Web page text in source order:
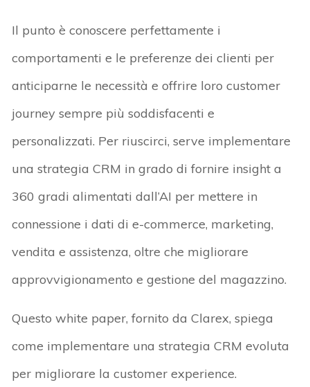
Il punto è conoscere perfettamente i
comportamenti e le preferenze dei clienti per
anticiparne le necessità e offrire loro customer
journey sempre più soddisfacenti e
personalizzati. Per riuscirci, serve implementare
una strategia CRM in grado di fornire insight a
360 gradi alimentati dall’AI per mettere in
connessione i dati di e-commerce, marketing,
vendita e assistenza, oltre che migliorare
approvvigionamento e gestione del magazzino.
Questo white paper, fornito da Clarex, spiega
come implementare una strategia CRM evoluta
per migliorare la customer experience.